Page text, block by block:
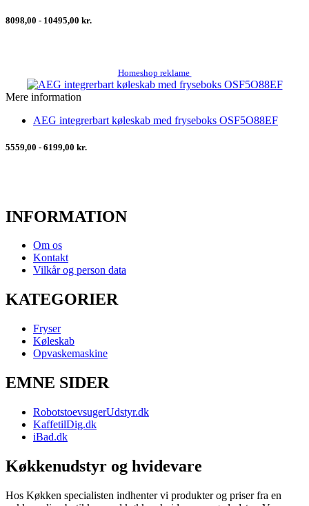
8098,00 - 10495,00 kr.
Homeshop reklame
Mere information
AEG integrerbart køleskab med fryseboks OSF5O88EF
5559,00 - 6199,00 kr.
INFORMATION
Om os
Kontakt
Vilkår og person data
KATEGORIER
Fryser
Køleskab
Opvaskemaskine
EMNE SIDER
RobotstoevsugerUdstyr.dk
KaffetilDig.dk
iBad.dk
Køkkenudstyr og hvidevare
Hos Køkken specialisten indhenter vi produkter og priser fra en